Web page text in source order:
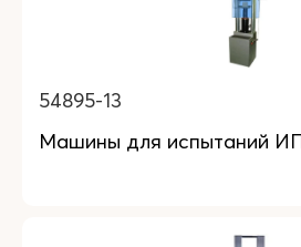
54895-13
Машины для испытаний